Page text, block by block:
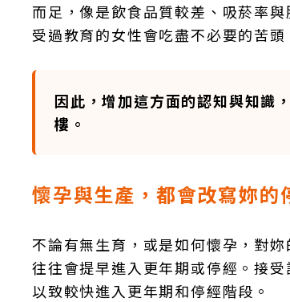
而足，像是飲食品質較差、吸菸率
受過教育的女性會吃盡不必要的苦
因此，增加這方面的認知與知識
樓。
懷孕與生產，都會改寫妳的
不論有無生育，或是如何懷孕，對
往往會提早進入更年期或停經。接
以致較快進入更年期和停經階段。